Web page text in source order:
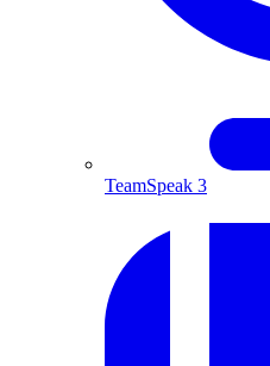
TeamSpeak 3